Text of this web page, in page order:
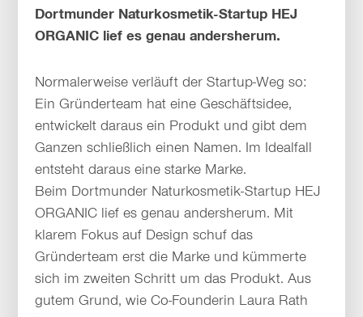
Dortmunder Naturkosmetik-Startup HEJ
ORGANIC lief es genau andersherum.
Normalerweise verläuft der Startup-Weg so:
Ein Gründerteam hat eine Geschäftsidee,
entwickelt daraus ein Produkt und gibt dem
Ganzen schließlich einen Namen. Im Idealfall
entsteht daraus eine starke Marke.
Beim Dortmunder Naturkosmetik-Startup HEJ
ORGANIC lief es genau andersherum. Mit
klarem Fokus auf Design schuf das
Gründerteam erst die Marke und kümmerte
sich im zweiten Schritt um das Produkt. Aus
gutem Grund, wie Co-Founderin Laura Rath